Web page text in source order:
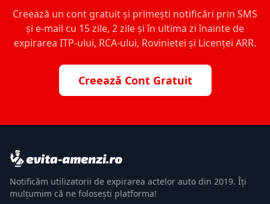
Creează un cont gratuit și primești notificări prin SMS
și e-mail cu 15 zile, 2 zile și în ultima zi înainte de
expirarea ITP-ului, RCA-ului, Rovinietei și Licenței ARR.
Creează Cont Gratuit
Notificăm utilizatorii de expirarea actelor auto din 2019. Îți
mulțumim că ne folosești platforma!